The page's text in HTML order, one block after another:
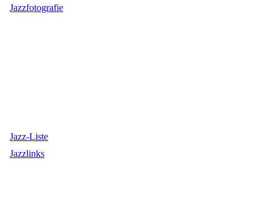
Jazzfotografie
Jazz-Liste
Jazzlinks